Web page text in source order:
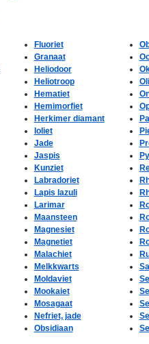
Fluoriet
Granaat
Heliodoor
Heliotroop
Hematiet
Hemimorfiet
Herkimer diamant
Ioliet
Jade
Jaspis
Kunziet
Labradoriet
Lapis lazuli
Larimar
Maansteen
Magnesiet
Magnetiet
Malachiet
Melkkwarts
Moldaviet
Mookaiet
Mosagaat
Nefriet, jade
Obsidiaan